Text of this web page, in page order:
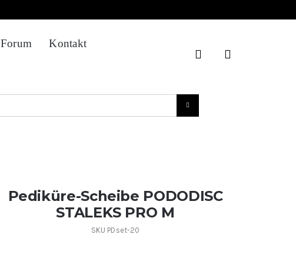
Forum
Kontakt
Pediküre-Scheibe PODODISC
STALEKS PRO M
SKU PDset-20